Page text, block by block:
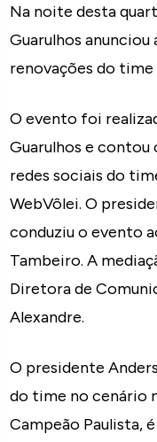
Na noite desta
Guarulhos
renovações do
O evento foi
Guarulhos e contou
redes sociais do
WebVôlei. O
conduziu o evento
Tambeiro. A
Diretora de
Alexandre.
O presidente
do time no cenário
Campeão Paulista,